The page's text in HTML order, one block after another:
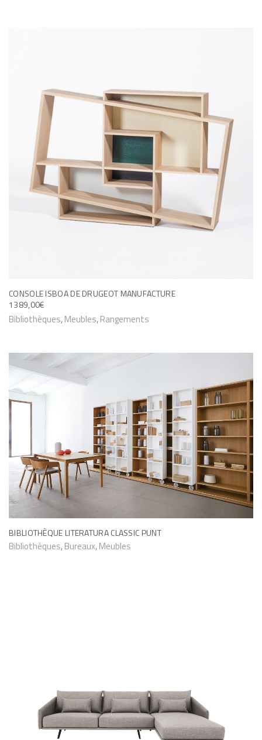
CONSOLE ISBOA DE DRUGEOT MANUFACTURE
1389,00€
Bibliothèques,Meubles,Rangements
BIBLIOTHÈQUE LITERATURA CLASSIC PUNT
Bibliothèques,Bureaux,Meubles